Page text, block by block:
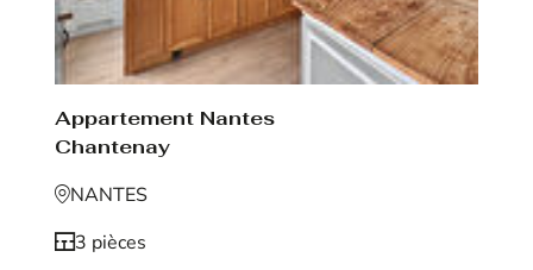
Appartement Nantes
Chantenay
NANTES
3 pièces